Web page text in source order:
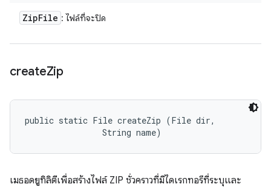
ZipFile : ไฟล์ที่จะปิด
createZip
public static File createZip (File dir,
                String name)
เมธอดยูทิลิตีเพื่อสร้างไฟล์ ZIP ชั่วคราวที่มีไดเรกทอรีที่ระบุและ